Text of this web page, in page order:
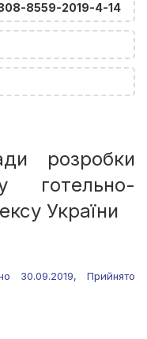
8559-2019-4-14
розробки
готельно-
України
30.09.2019, Прийнято